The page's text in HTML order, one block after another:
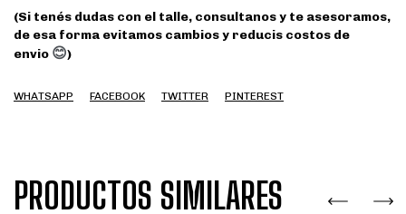
(Si tenés dudas con el talle, consultanos y te asesoramos,
de esa forma evitamos cambios y reducis costos de
envio 😊)
WHATSAPP FACEBOOK TWITTER PINTEREST
PRODUCTOS SIMILARES